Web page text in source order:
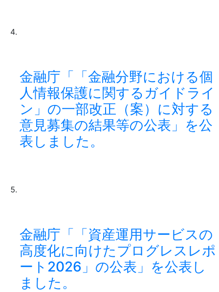
金融庁「「金融分野における個
人情報保護に関するガイドライ
ン」の一部改正（案）に対する
意見募集の結果等の公表」を公
表しました。
金融庁「「資産運用サービスの
高度化に向けたプログレスレポ
ート2026」の公表」を公表し
ました。